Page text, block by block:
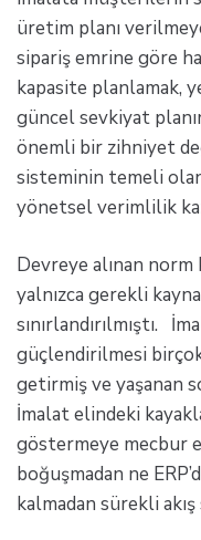
üretim planı
sipariş emrine göre
kapasite planlamak,
güncel sevkiyat
önemli bir zihniyet
sisteminin temeli
yönetsel verimlilik
Devreye alınan
yalnızca gerekli
sınırlandırılmıştı.
güçlendirilmesi
getirmiş ve yaşanan
İmalat elindeki
göstermeye mecbur
boğuşmadan ne
kalmadan sürekli akış